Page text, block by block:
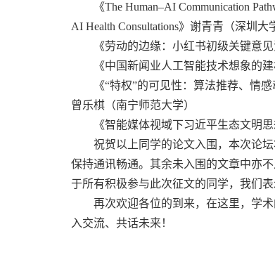
《The Human–AI Communication
AI Health Consultations》谢青青（深圳大
《劳动的边缘：小红书初级关键意
《中国新闻业人工智能技术想象的
《“特权”的可见性：算法推荐、情
曾乐棋（南宁师范大学）
《智能媒体视域下习近平生态文明
祝贺以上同学的论文入围，本次论
保持通讯畅通。其余未入围的文章中亦
于所有积极参与此次征文的同学，我们表
再次欢迎各位的到来，在这里，学
入交流、共话未来！